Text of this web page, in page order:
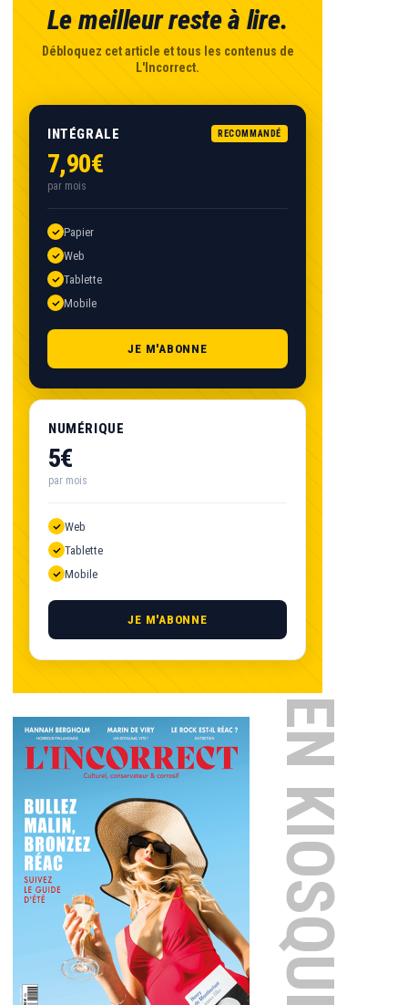
Le meilleur reste à lire.
Débloquez cet article et tous les contenus de
L'Incorrect.
INTÉGRALE RECOMMANDÉ
7,90€
par mois
Papier
Web
Tablette
Mobile
JE M'ABONNE
NUMÉRIQUE
5€
par mois
Web
Tablette
Mobile
JE M'ABONNE
EN KIOSQUE